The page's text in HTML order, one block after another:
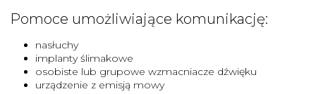
Pomoce umożliwiające komunikację:
nasłuchy
implanty ślimakowe
osobiste lub grupowe wzmacniacze dźwięku
urządzenie z emisją mowy